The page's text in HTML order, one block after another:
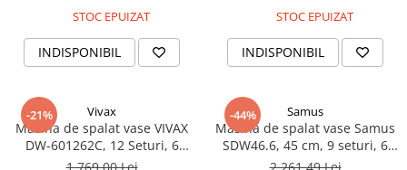
Aquastop, Argintiu
STOC EPUIZAT
INDISPONIBIL
STOC EPUIZAT
INDISPONIBIL
-21% Vivax
Masina de spalat vase VIVAX
DW-601262C, 12 Seturi, 6
Programe, Clasa E, Eco, Doua
-44% Samus
Masina de spalat vase Samus
SDW46.6, 45 cm, 9 seturi, 6
programe, clasa E, Extra